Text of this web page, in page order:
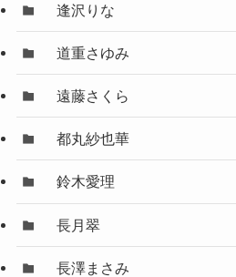
逢沢りな
道重さゆみ
遠藤さくら
都丸紗也華
鈴木愛理
長月翠
長澤まさみ